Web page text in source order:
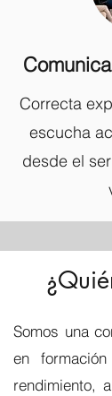
Correcta
escucha
desde el
Somos una
en
rendimiento,